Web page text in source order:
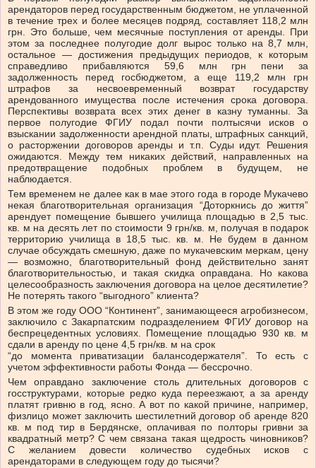
арендаторов перед государственным бюджетом, не уплаченной
в течение трех и более месяцев подряд, составляет 118,2 млн
грн. Это больше, чем месячные поступления от аренды. При
этом за последнее полугодие долг вырос только на 8,7 млн,
остальное — достижения предыдущих периодов, к которым
справедливо прибавляются 59,6 млн грн пени за
задолженность перед госбюджетом, а еще 119,2 млн грн
штрафов за несвоевременный возврат государству
арендованного имущества после истечения срока договора.
Перспективы возврата всех этих денег в казну туманны. За
первое полугодие ФГИУ подал почти полтысячи исков о
взыскании задолженности арендной платы, штрафных санкций,
о расторжении договоров аренды и т.п. Суды идут. Решения
ожидаются. Между тем никаких действий, направленных на
предотвращение подобных проблем в будущем, не
наблюдается.
Тем временем не далее как в мае этого года в городе Мукачево
некая благотворительная организация “Доторкнись до життя”
арендует помещение бывшего училища площадью в 2,5 тыс.
кв. м на десять лет по стоимости 9 грн/кв. м, получая в подарок
территорию училища в 18,5 тыс. кв. м. Не будем в данном
случае обсуждать смешную, даже по мукачевским меркам, цену
— возможно, благотворительный фонд действительно занят
благотворительностью, и такая скидка оправдана. Но какова
целесообразность заключения договора на целое десятилетие?
Не потерять такого “выгодного” клиента?
В этом же году ООО “Континент”, занимающееся агробизнесом,
заключило с Закарпатским подразделением ФГИУ договор на
беспрецедентных условиях. Помещение площадью 930 кв. м
сдали в аренду по цене 4,5 грн/кв. м на срок
“до момента приватизации балансодержателя”. То есть с
учетом эффективности работы Фонда — бессрочно.
Чем оправдано заключение столь длительных договоров с
госструктурами, которые редко куда переезжают, а за аренду
платят гривню в год, ясно. А вот по какой причине, например,
физлицо может заключить шестилетний договор об аренде 820
кв. м под тир в Бердянске, оплачивая по полторы гривни за
квадратный метр? С чем связана такая щедрость чиновников?
С желанием довести количество судебных исков с
арендаторами в следующем году до тысячи?